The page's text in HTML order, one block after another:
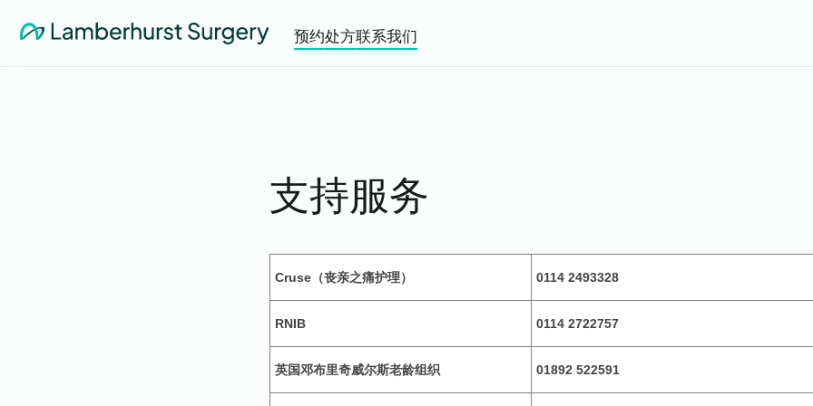
预约处方联系我们
支持服务
Cruse（丧亲之痛护理） 0114 2493328
RNIB 0114 2722757
英国邓布里奇威尔斯老龄组织 01892 522591